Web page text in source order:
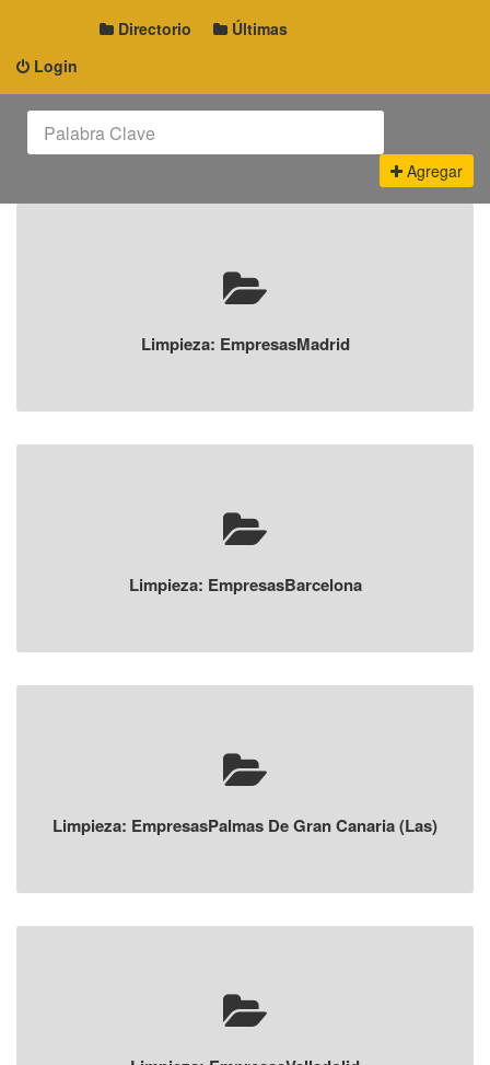
Login
Directorio Últimas
Agregar
Limpieza: EmpresasMadrid
Limpieza: EmpresasBarcelona
Limpieza: EmpresasPalmas De Gran Canaria (Las)